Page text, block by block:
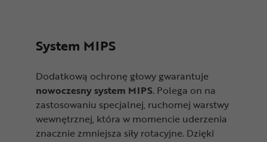
System MIPS
Dodatkową ochronę głowy gwarantuje
nowoczesny system MIPS. Polega on na
zastosowaniu specjalnej, ruchomej warstwy
wewnętrznej, która w momencie uderzenia
znacznie zmniejsza siły rotacyjne. Dzięki